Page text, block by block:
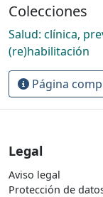
Colecciones
Salud: clínica,
(re)habilitación
Página
Legal
Aviso legal
Protección de